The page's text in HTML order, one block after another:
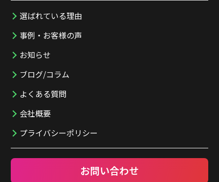
選ばれている理由
事例・お客様の声
お知らせ
ブログ/コラム
よくある質問
会社概要
プライバシーポリシー
お問い合わせ